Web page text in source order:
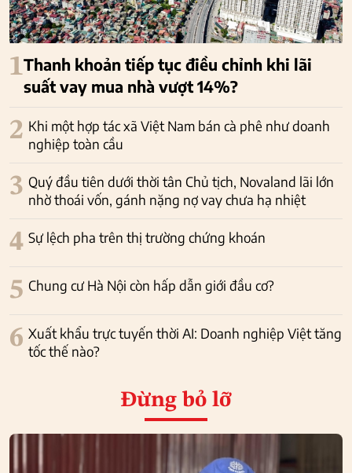
1Thanh khoản tiếp tục điều chỉnh khi lãi
suất vay mua nhà vượt 14%?
2 Khi một hợp tác xã Việt Nam bán cà phê như doanh
nghiệp toàn cầu
3 Quý đầu tiên dưới thời tân Chủ tịch, Novaland lãi lớn
nhờ thoái vốn, gánh nặng nợ vay chưa hạ nhiệt
4 Sự lệch pha trên thị trường chứng khoán
5 Chung cư Hà Nội còn hấp dẫn giới đầu cơ?
6 Xuất khẩu trực tuyến thời AI: Doanh nghiệp Việt tăng
tốc thế nào?
Đừng bỏ lỡ